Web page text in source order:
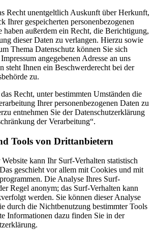
Recht unentgeltlich Auskunft über Herkunft,
Ihrer gespeicherten personenbezogenen
haben außerdem ein Recht, die Berichtigung,
dieser Daten zu verlangen. Hierzu sowie
Thema Datenschutz können Sie sich
angegebenen Adresse an uns
steht Ihnen ein Beschwerderecht bei der
zu.
Recht, unter bestimmten Umständen die
Ihrer personenbezogenen Daten zu
entnehmen Sie der Datenschutzerklärung
der Verarbeitung“.
Tools von Drittanbietern
kann Ihr Surf-Verhalten statistisch
geschieht vor allem mit Cookies und mit
Die Analyse Ihres Surf-
Regel anonym; das Surf-Verhalten kann
werden. Sie können dieser Analyse
durch die Nichtbenutzung bestimmter Tools
Informationen dazu finden Sie in der